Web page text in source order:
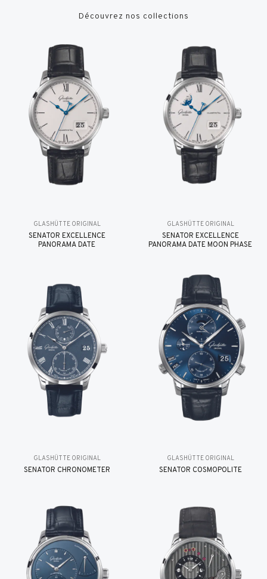
Découvrez nos collections
GLASHÜTTE ORIGINAL
SENATOR EXCELLENCE
PANORAMA DATE
GLASHÜTTE ORIGINAL
SENATOR EXCELLENCE
PANORAMA DATE MOON PHASE
GLASHÜTTE ORIGINAL
SENATOR CHRONOMETER
GLASHÜTTE ORIGINAL
SENATOR COSMOPOLITE